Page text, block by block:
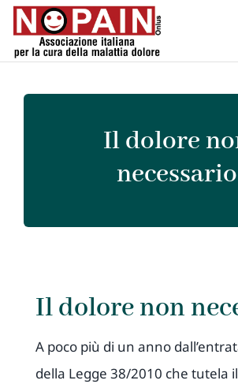
Salta
contenuto
Il dolore
necessario
Il dolore non
A poco più di un anno
della Legge 38/2010 che tutela